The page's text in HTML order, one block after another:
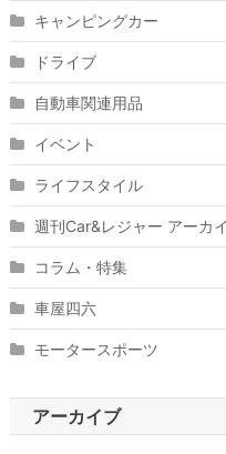
キャンピングカー
ドライブ
自動車関連用品
イベント
ライフスタイル
週刊Car&レジャー アーカ
コラム・特集
車屋四六
モータースポーツ
アーカイブ